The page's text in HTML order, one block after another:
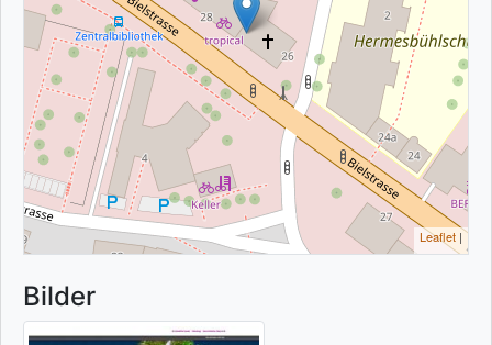
Leaflet |
Bilder